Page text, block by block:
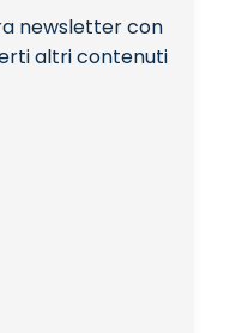
newsletter con
altri contenuti